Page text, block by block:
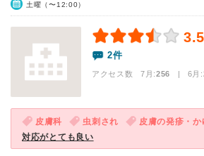
土曜（〜12:00）
2件
アクセス数 7月:256 | 6月:
皮膚科 虫刺され 皮膚の発疹・か
対応がとても良い